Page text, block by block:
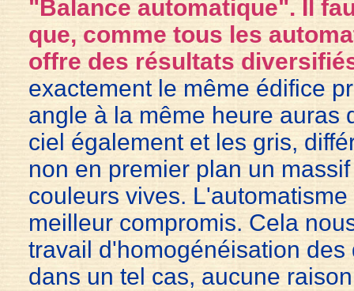
"Balance automatique". Il
que, comme tous les
offre des résultats
exactement le même édifice
angle à la même heure auras
ciel également et les gris,
non en premier plan un
couleurs vives.
meilleur compromis. Cela
travail d'homogénéisation
dans un tel cas, aucune